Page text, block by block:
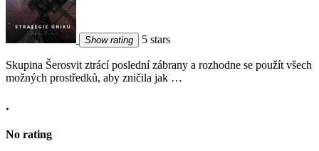
Show rating 5 stars
Skupina Šerosvit ztrácí poslední zábrany a rozhodne se použít všech
možných prostředků, aby zničila jak …
.
No rating